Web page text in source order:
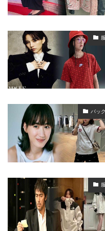
服
バッ
服